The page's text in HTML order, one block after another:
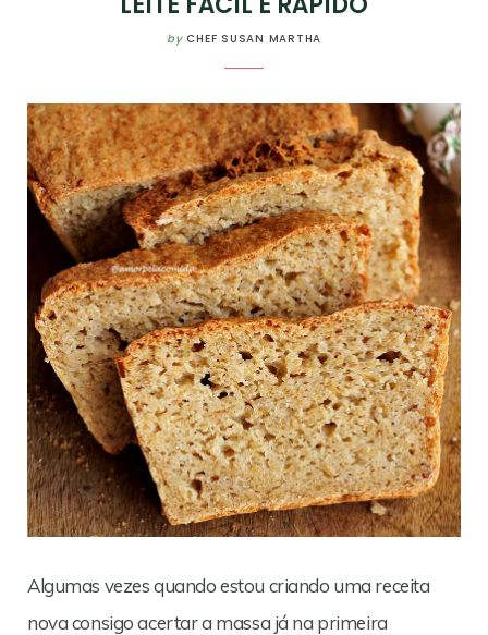
by CHEF SUSAN MARTHA
Algumas vezes quando estou criando uma receita
nova consigo acertar a massa já na primeira